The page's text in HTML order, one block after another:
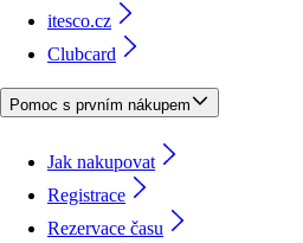
itesco.cz
Clubcard
Pomoc s prvním nákupem
Jak nakupovat
Registrace
Rezervace času